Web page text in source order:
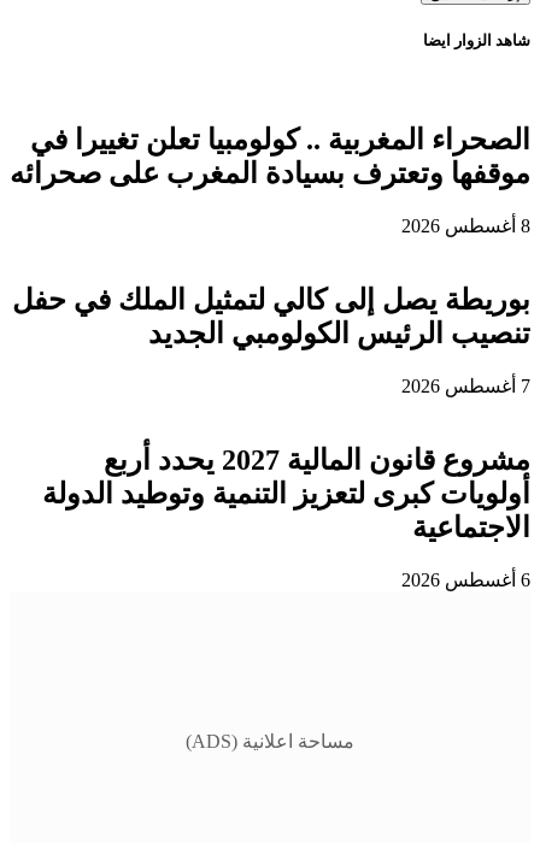
شاهد الزوار ايضا
الصحراء المغربية .. كولومبيا تعلن تغييرا في
موقفها وتعترف بسيادة المغرب على صحرائه
8 أغسطس 2026
بوريطة يصل إلى كالي لتمثيل الملك في حفل
تنصيب الرئيس الكولومبي الجديد
7 أغسطس 2026
مشروع قانون المالية 2027 يحدد أربع
أولويات كبرى لتعزيز التنمية وتوطيد الدولة
الاجتماعية
6 أغسطس 2026
مساحة اعلانية (ADS)